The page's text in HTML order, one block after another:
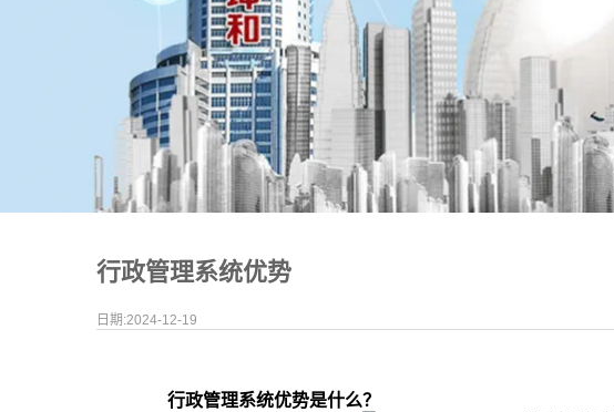
行政管理系统优势
日期:2024-12-19
行政管理系统优势是什么？